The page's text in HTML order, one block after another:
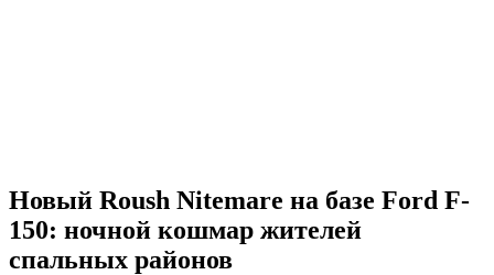
Новый Roush Nitemare на базе Ford F-
150: ночной кошмар жителей
спальных районов